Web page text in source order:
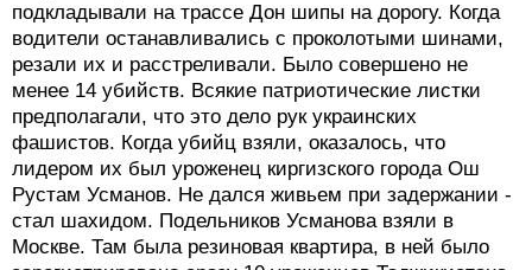
подкладывали на трассе Дон шипы на дорогу. Когда
водители останавливались с проколотыми шинами,
резали их и расстреливали. Было совершено не
менее 14 убийств. Всякие патриотические листки
предполагали, что это дело рук украинских
фашистов. Когда убийц взяли, оказалось, что
лидером их был уроженец киргизского города Ош
Рустам Усманов. Не дался живьем при задержании -
стал шахидом. Подельников Усманова взяли в
Москве. Там была резиновая квартира, в ней было